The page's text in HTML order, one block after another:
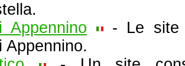
Appennino
- Le site
Appennino.